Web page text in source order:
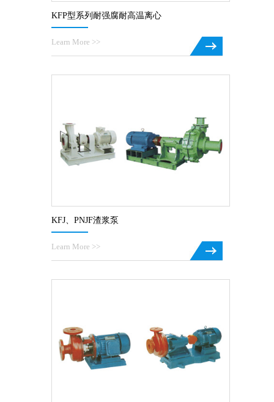
KFP型系列耐强腐耐高温离心
Learn More >>
KFJ、PNJF渣浆泵
Learn More >>